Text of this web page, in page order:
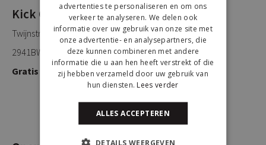
Kick Collection
Twijnstraweg 2
2941BW Lekkerkerk
Gratis parkeren
advertenties te personaliseren en om ons
verkeer te analyseren. We delen ook
informatie over uw gebruik van onze site met
onze advertentie- en analysepartners, die
deze kunnen combineren met andere
informatie die u aan hen heeft verstrekt of die
zij hebben verzameld door uw gebruik van
hun diensten. Lees verder
ALLES ACCEPTEREN
DETAILS WEERGEVEN